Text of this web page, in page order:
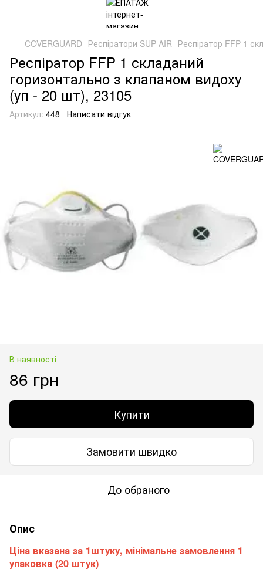
COVERGUARD Респіратори SUP AIR Респіратор FFP 1
Респіратор FFP 1 складаний
горизонтально з клапаном видоху
(уп - 20 шт), 23105
Артикул: 448 Написати відгук
В наявності
86 грн
Купити
Замовити швидко
До обраного
Опис
Ціна вказана за 1штуку, мінімальне замовлення 1
упаковка (20 штук)